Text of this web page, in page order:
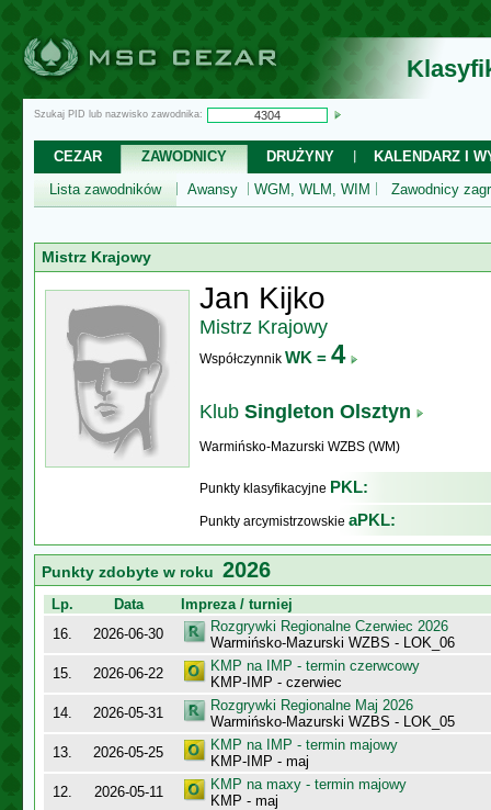
Szukaj PID lub nazwisko zawodnika:
CEZAR ZAWODNICY DRUŻYNY
KALENDARZ I
Lista zawodników
Awansy WGM, WLM, WIM Zawodnicy
Mistrz Krajowy
Jan Kijko
Mistrz Krajowy
Współczynnik WK = 4
Klub Singleton Olsztyn
Warmińsko-Mazurski WZBS (WM)
Punkty klasyfikacyjne PKL:
Punkty arcymistrzowskie aPKL:
Punkty zdobyte w roku 2026
Lp. Data
Impreza / turniej
16.
2026-06-30
Rozgrywki Regionalne Czerwiec 2026
Warmińsko-Mazurski WZBS - LOK_06
15.
2026-06-22
KMP na IMP - termin czerwcowy
KMP-IMP - czerwiec
14.
2026-05-31
Rozgrywki Regionalne Maj 2026
Warmińsko-Mazurski WZBS - LOK_05
13.
2026-05-25
KMP na IMP - termin majowy
KMP-IMP - maj
12.
2026-05-11
KMP na maxy - termin majowy
KMP - maj